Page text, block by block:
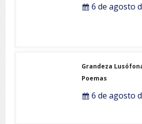
6 de agosto
Grandeza
Poemas
6 de agosto